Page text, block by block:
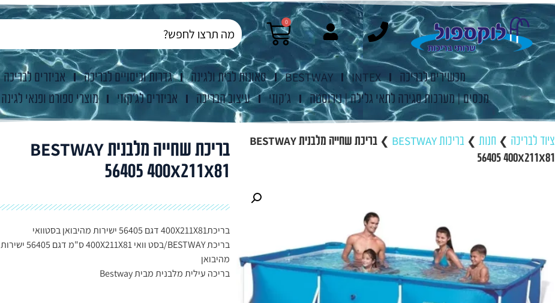
0
מכשירים לבריכה INTEX
BESTWAY סאונות לבית ולגינה גדרות וכיסויים לבריכה אביזרים לבריכה
מכסים | מערכות סגירה לתאי גלילה | נירוסטה
ג'קוזי עיצוב הבריכה אביזרים לג'קוזי מוצרי ספורט ופנאי לגינה
ציוד לבריכה ❯ חנות ❯ בריכות BESTWAY ❯
בריכת שחייה מלבנית BESTWAY
56405 400X211X81
בריכת שחייה מלבנית BESTWAY
56405 400X211X81
בריכת400X211X81 דגם 56405 ישירות מהיבואן בסטוואי
בריכת BESTWAY/בסט וואי 400X211X81 ס"מ דגם 56405 ישירות
מהיבואן
בריכה עילית מלבנית מבית Bestway